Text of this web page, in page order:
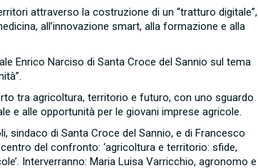
attraverso la costruzione di un “tratturo digitale”,
all’innovazione smart, alla formazione e alla
Enrico Narciso di Santa Croce del Sannio sul tema
tra agricoltura, territorio e futuro, con uno sguardo
e alle opportunità per le giovani imprese agricole.
sindaco di Santa Croce del Sannio, e di Francesco
del confronto: ‘agricoltura e territorio: sfide,
Interverranno: Maria Luisa Varricchio, agronomo e